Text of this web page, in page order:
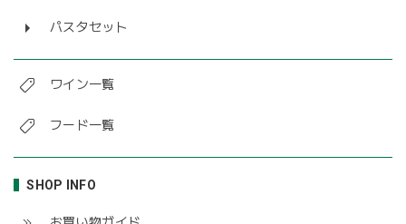
パスタセット
ワイン一覧
フード一覧
SHOP INFO